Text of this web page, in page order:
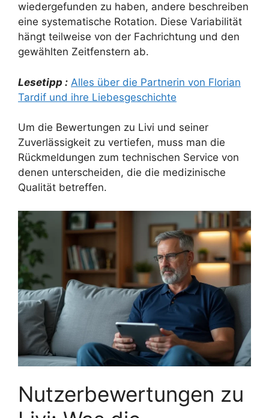
wiedergefunden zu haben, andere beschreiben
eine systematische Rotation. Diese Variabilität
hängt teilweise von der Fachrichtung und den
gewählten Zeitfenstern ab.
Lesetipp : Alles über die Partnerin von Florian
Tardif und ihre Liebesgeschichte
Um die Bewertungen zu Livi und seiner
Zuverlässigkeit zu vertiefen, muss man die
Rückmeldungen zum technischen Service von
denen unterscheiden, die die medizinische
Qualität betreffen.
Nutzerbewertungen zu